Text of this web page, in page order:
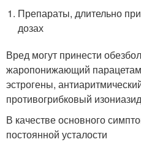
Препараты, длительно
дозах
Вред могут принести
жаропонижающий
эстрогены,
противогрибковый
В качестве основного
постоянной усталости